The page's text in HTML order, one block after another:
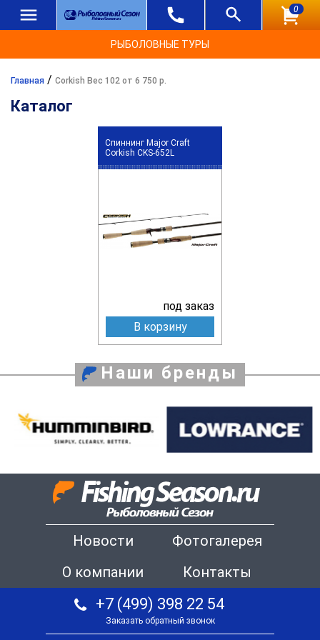
0
РЫБОЛОВНЫЕ ТУРЫ
Главная / Corkish Вес 102 от 6 750 р.
Каталог
Спиннинг Major Craft
Corkish CKS-652L
под заказ
В корзину
Наши бренды
Новости
Фотогалерея
О компании
Контакты
+7 (499) 398 22 54
Заказать обратный звонок